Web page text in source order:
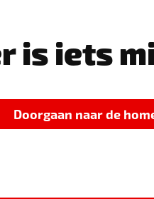
is iets
Doorgaan naar de